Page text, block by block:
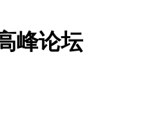
峰论坛